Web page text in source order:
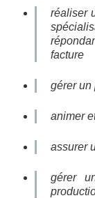
réaliser
facture
gérer un
animer
assurer
gérer